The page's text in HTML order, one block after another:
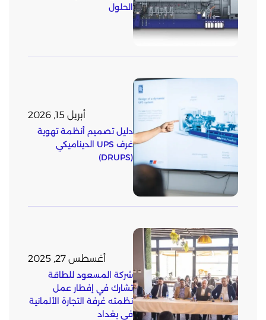
الحلول
أبريل 15, 2026
دليل تصميم أنظمة تهوية
غرف UPS الديناميكي
(DRUPS)
أغسطس 27, 2025
شركة المسعود للطاقة
تشارك في إفطار عمل
نظمته غرفة التجارة الألمانية
في بغداد